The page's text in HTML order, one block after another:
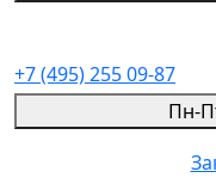
+7 (495) 255 09-87
Пн-